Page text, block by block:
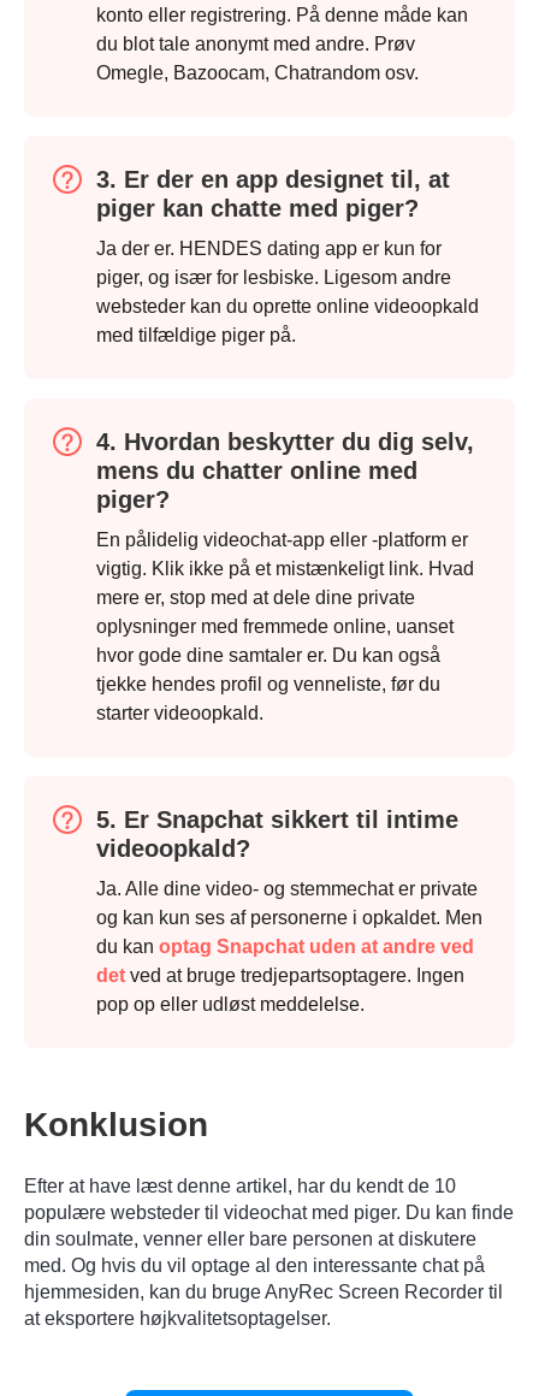
konto eller registrering. På denne måde kan
du blot tale anonymt med andre. Prøv
Omegle, Bazoocam, Chatrandom osv.
3. Er der en app designet til, at
piger kan chatte med piger?
Ja der er. HENDES dating app er kun for
piger, og især for lesbiske. Ligesom andre
websteder kan du oprette online videoopkald
med tilfældige piger på.
4. Hvordan beskytter du dig selv,
mens du chatter online med
piger?
En pålidelig videochat-app eller -platform er
vigtig. Klik ikke på et mistænkeligt link. Hvad
mere er, stop med at dele dine private
oplysninger med fremmede online, uanset
hvor gode dine samtaler er. Du kan også
tjekke hendes profil og venneliste, før du
starter videoopkald.
5. Er Snapchat sikkert til intime
videoopkald?
Ja. Alle dine video- og stemmechat er private
og kan kun ses af personerne i opkaldet. Men
du kan optag Snapchat uden at andre ved
det ved at bruge tredjepartsoptagere. Ingen
pop op eller udløst meddelelse.
Konklusion
Efter at have læst denne artikel, har du kendt de 10
populære websteder til videochat med piger. Du kan finde
din soulmate, venner eller bare personen at diskutere
med. Og hvis du vil optage al den interessante chat på
hjemmesiden, kan du bruge AnyRec Screen Recorder til
at eksportere højkvalitetsoptagelser.